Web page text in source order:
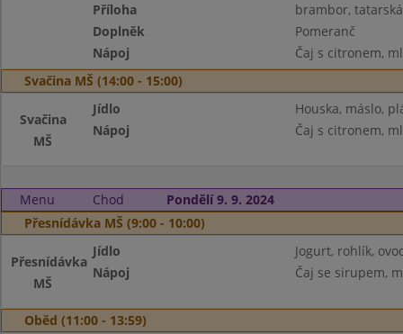
Příloha
brambor,
Doplněk
Pomeranč
Nápoj
Čaj s citronem,
Svačina MŠ (14:00 - 15:00)
Svačina
MŠ
Jídlo
Houska, máslo,
Nápoj
Čaj s citronem,
Menu Chod
Pondělí 9. 9. 2024
Přesnídávka MŠ (9:00 - 10:00)
Přesnídávka
MŠ
Jídlo
Jogurt, rohlík,
Nápoj
Čaj se sirupem,
Oběd (11:00 - 13:59)